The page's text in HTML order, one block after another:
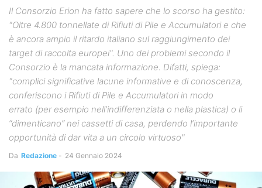
Il Consorzio Erion ha fatto sapere che lo scorso ha gestito:
"Oltre 4.800 tonnellate di Rifiuti di Pile e Accumulatori e che
è ancora ampio il ritardo italiano sul raggiungimento dei
target di raccolta europei". Uno dei problemi secondo il
Consorzio è la mancata informazione. Difatti, spiega:
"complici significative lacune informative e di conoscenza,
conferiscono i Rifiuti di Pile e Accumulatori in modo
errato (per esempio nell’indifferenziata o nella plastica) o li
“dimenticano” nei cassetti di casa, perdendo l’importante
opportunità di dar vita a un circolo virtuoso"
Da Redazione - 24 Gennaio 2024